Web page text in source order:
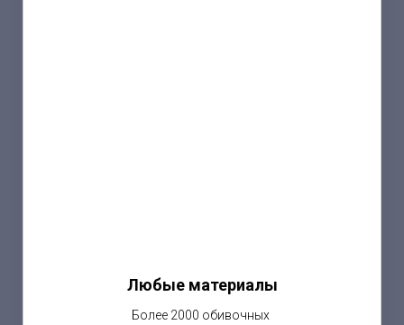
Любые материалы
Более 2000 обивочных